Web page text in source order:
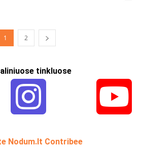
1 2
tinkluose
Nodum.lt Contribee